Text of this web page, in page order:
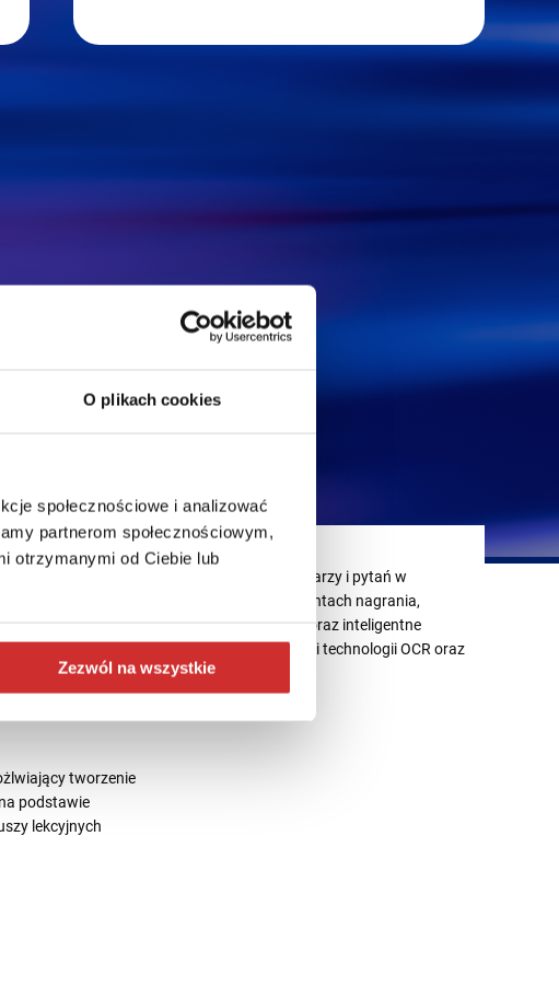
O plikach cookies
społecznościowe i analizować
partnerom społecznościowym,
otrzymanymi od Ciebie lub
Zezwól na wszystkie
dzięki
narzędziami do
Interaktywne wideo
dodawanie komentarzy i pytań w
konkretnych momentach nagrania,
osadzanie quizów oraz inteligentne
wyszukiwanie dzięki technologii OCR oraz
ASR
tworzenie
podstawie
lekcyjnych